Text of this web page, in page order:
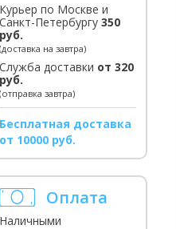
Курьер по Москве и
Санкт-Петербургу 350
руб.
(доставка на завтра)
Служба доставки от 320
руб.
(отправка завтра)
Бесплатная доставка
от 10000 руб.
Оплата
Наличными